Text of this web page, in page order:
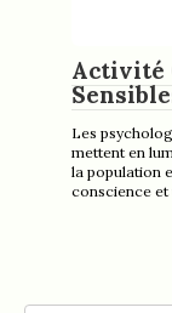
Activité
Les
mettent en
la population
conscience et